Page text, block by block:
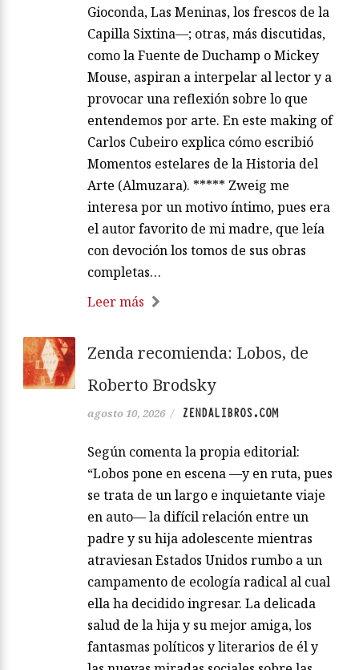
Gioconda, Las Meninas, los frescos de la
Capilla Sixtina—; otras, más discutidas,
como la Fuente de Duchamp o Mickey
Mouse, aspiran a interpelar al lector y a
provocar una reflexión sobre lo que
entendemos por arte. En este making of
Carlos Cubeiro explica cómo escribió
Momentos estelares de la Historia del
Arte (Almuzara). ***** Zweig me
interesa por un motivo íntimo, pues era
el autor favorito de mi madre, que leía
con devoción los tomos de sus obras
completas…
Leer más
Zenda recomienda: Lobos, de
Roberto Brodsky
agosto 10, 2026 / ZENDALIBROS.COM
Según comenta la propia editorial:
“Lobos pone en escena —y en ruta, pues
se trata de un largo e inquietante viaje
en auto— la difícil relación entre un
padre y su hija adolescente mientras
atraviesan Estados Unidos rumbo a un
campamento de ecología radical al cual
ella ha decidido ingresar. La delicada
salud de la hija y su mejor amiga, los
fantasmas políticos y literarios de él y